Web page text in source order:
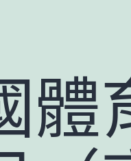
體